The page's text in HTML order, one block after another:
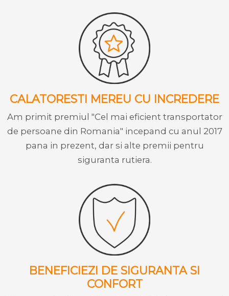
CALATORESTI MEREU CU INCREDERE
Am primit premiul "Cel mai eficient transportator
de persoane din Romania" incepand cu anul 2017
pana in prezent, dar si alte premii pentru
siguranta rutiera.
BENEFICIEZI DE SIGURANTA SI
CONFORT